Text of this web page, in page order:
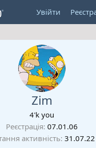
Увійти
Zim
4'k you
Реєстрація 07.01.06
активність 31.07.22